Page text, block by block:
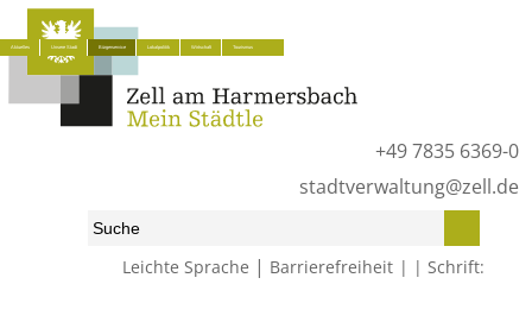
+49 7835 6369-0
stadtverwaltung@zell.de
Leichte Sprache | Barrierefreiheit Schrift:
Aktuelles Unsere Stadt Bürgerservice Lokalpolitik Wirtschaft Tourismus